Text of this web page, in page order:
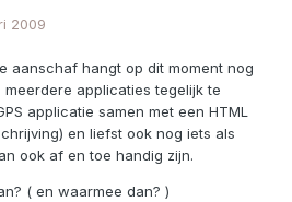
2009
aanschaf hangt op dit moment nog
applicaties tegelijk te
applicatie samen met een HTML
en liefst ook nog iets als
ook af en toe handig zijn.
( en waarmee dan? )